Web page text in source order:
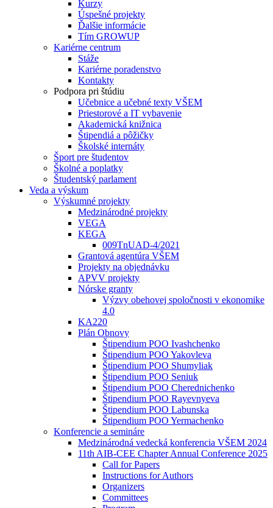
Kurzy
Úspešné projekty
Ďalšie informácie
Tím GROWUP
Kariérne centrum
Stáže
Kariérne poradenstvo
Kontakty
Podpora pri štúdiu
Učebnice a učebné texty VŠEM
Priestorové a IT vybavenie
Akademická knižnica
Štipendiá a pôžičky
Školské internáty
Šport pre študentov
Školné a poplatky
Študentský parlament
Veda a výskum
Výskumné projekty
Medzinárodné projekty
VEGA
KEGA
009TnUAD-4/2021
Grantová agentúra VŠEM
Projekty na objednávku
APVV projekty
Nórske granty
Výzvy obehovej spoločnosti v ekonomike
4.0
KA220
Plán Obnovy
Štipendium POO Ivashchenko
Štipendium POO Yakovleva
Štipendium POO Shumyliak
Štipendium POO Seniuk
Štipendium POO Cherednichenko
Štipendium POO Rayevnyeva
Štipendium POO Labunska
Štipendium POO Yermachenko
Konferencie a semináre
Medzinárodná vedecká konferencia VŠEM 2024
11th AIB-CEE Chapter Annual Conference 2025
Call for Papers
Instructions for Authors
Organizers
Committees